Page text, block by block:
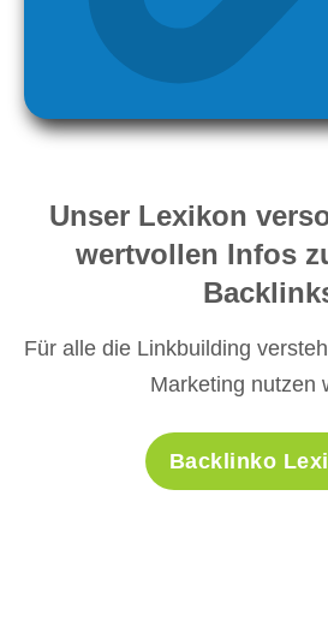
Unser Lexikon
wertvollen Infos
Für alle die Linkbuilding
Marketing nutzen
Backlinko